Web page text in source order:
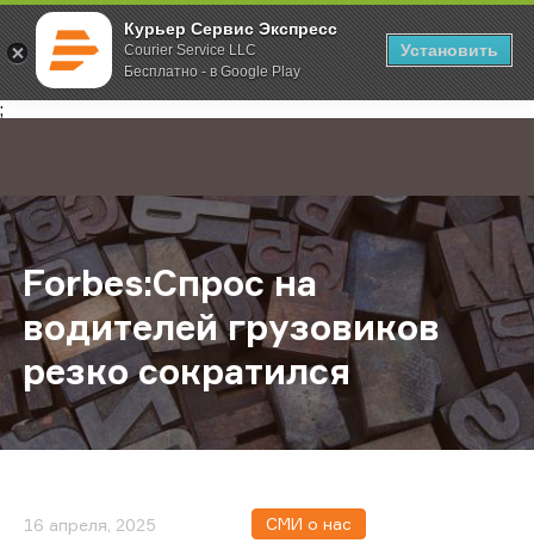
Курьер Сервис Экспресс
Courier Service LLC
Бесплатно - в Google Play
Установить
;
Главная О компании Новости Forbes:Спрос на водителей
Forbes:Спрос на
водителей грузовиков
резко сократился
16 апреля, 2025 СМИ о нас